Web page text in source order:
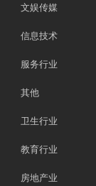
文娱传媒
信息技术
服务行业
其他
卫生行业
教育行业
房地产业